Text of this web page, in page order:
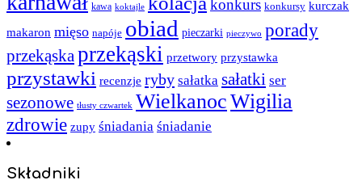
kawa koktajle konkurs konkursy kurczak
makaron mięso napóje obiad pieczarki pieczywo porady
przekąskaprzekąski przetwory przystawka
przystawki recenzje ryby sałatka sałatki ser
sezonowe tłusty czwartek WielkanocWigilia
zdrowie zupy śniadania śniadanie
Składniki